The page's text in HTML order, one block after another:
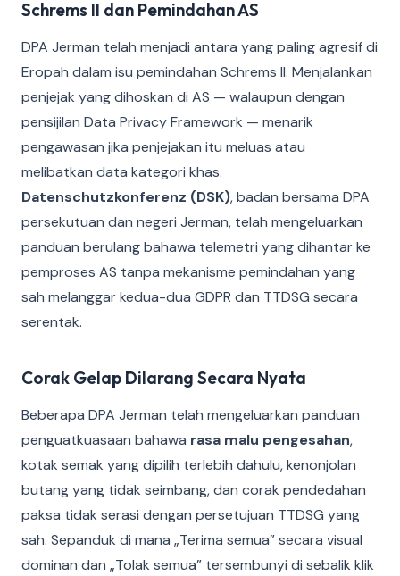
Schrems II dan Pemindahan AS
DPA Jerman telah menjadi antara yang paling agresif di
Eropah dalam isu pemindahan Schrems II. Menjalankan
penjejak yang dihoskan di AS — walaupun dengan
pensijilan Data Privacy Framework — menarik
pengawasan jika penjejakan itu meluas atau
melibatkan data kategori khas.
Datenschutzkonferenz (DSK), badan bersama DPA
persekutuan dan negeri Jerman, telah mengeluarkan
panduan berulang bahawa telemetri yang dihantar ke
pemproses AS tanpa mekanisme pemindahan yang
sah melanggar kedua-dua GDPR dan TTDSG secara
serentak.
Corak Gelap Dilarang Secara Nyata
Beberapa DPA Jerman telah mengeluarkan panduan
penguatkuasaan bahawa rasa malu pengesahan,
kotak semak yang dipilih terlebih dahulu, kenonjolan
butang yang tidak seimbang, dan corak pendedahan
paksa tidak serasi dengan persetujuan TTDSG yang
sah. Sepanduk di mana „Terima semua” secara visual
dominan dan „Tolak semua” tersembunyi di sebalik klik